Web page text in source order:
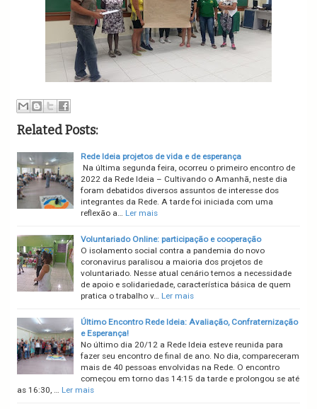
Related Posts:
Rede Ideia projetos de vida e de esperança
Na última segunda feira, ocorreu o primeiro encontro de
2022 da Rede Ideia – Cultivando o Amanhã, neste dia
foram debatidos diversos assuntos de interesse dos
integrantes da Rede. A tarde foi iniciada com uma
reflexão a… Ler mais
Voluntariado Online: participação e cooperação
O isolamento social contra a pandemia do novo
coronavirus paralisou a maioria dos projetos de
voluntariado. Nesse atual cenário temos a necessidade
de apoio e solidariedade, característica básica de quem
pratica o trabalho v… Ler mais
Último Encontro Rede Ideia: Avaliação, Confraternização
e Esperança!
No último dia 20/12 a Rede Ideia esteve reunida para
fazer seu encontro de final de ano. No dia, compareceram
mais de 40 pessoas envolvidas na Rede. O encontro
começou em torno das 14:15 da tarde e prolongou se até
as 16:30, … Ler mais